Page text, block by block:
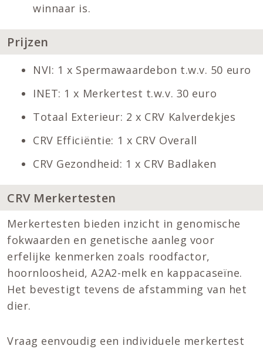
winnaar is.
Prijzen
NVI: 1 x Spermawaardebon t.w.v. 50 euro
INET: 1 x Merkertest t.w.v. 30 euro
Totaal Exterieur: 2 x CRV Kalverdekjes
CRV Efficiëntie: 1 x CRV Overall
CRV Gezondheid: 1 x CRV Badlaken
CRV Merkertesten
Merkertesten bieden inzicht in genomische
fokwaarden en genetische aanleg voor
erfelijke kenmerken zoals roodfactor,
hoornloosheid, A2A2-melk en kappacaseïne.
Het bevestigt tevens de afstamming van het
dier.
Vraag eenvoudig een individuele merkertest